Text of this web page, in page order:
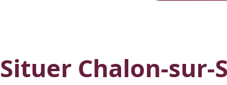
Situer Chalon-sur-